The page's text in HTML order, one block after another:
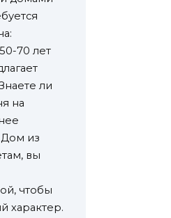
70 лет
ли
на
Дом из
вы
чтобы
характер.